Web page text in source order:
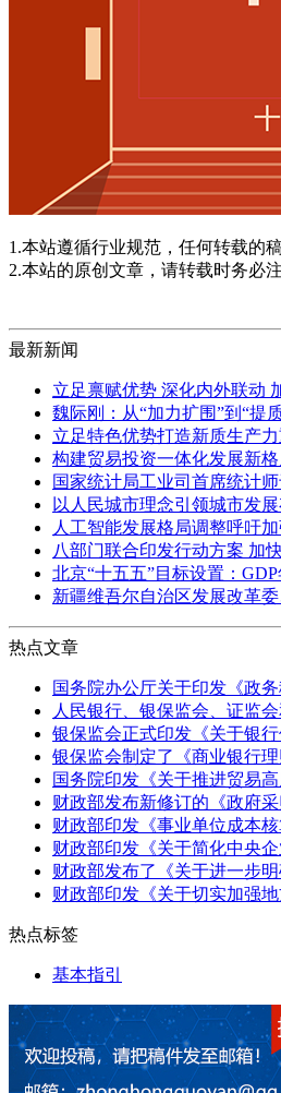
1.本站遵循行业规范，任何转载的
2.本站的原创文章，请转载时务必
最新新闻
立足禀赋优势 深化内外联动
魏际刚：从“加力扩围”到“提
立足特色优势打造新质生产
构建贸易投资一体化发展新格
国家统计局工业司首席统计
以人民城市理念引领城市发
人工智能发展格局调整呼吁
八部门联合印发行动方案 加
北京“十五五”目标设置：
新疆维吾尔自治区发展改革
热点文章
国务院办公厅关于印发《政
人民银行、银保监会、证监
银保监会正式印发《关于银
银保监会制定了《商业银行
国务院印发《关于推进贸易
财政部发布新修订的《政府采
财政部印发《事业单位成本核
财政部印发《关于简化中央
财政部发布了《关于进一步
财政部印发《关于切实加强
热点标签
基本指引